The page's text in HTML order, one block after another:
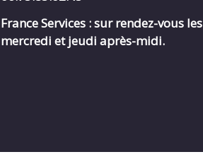
France Services : sur rendez-vous les
mercredi et jeudi après-midi.